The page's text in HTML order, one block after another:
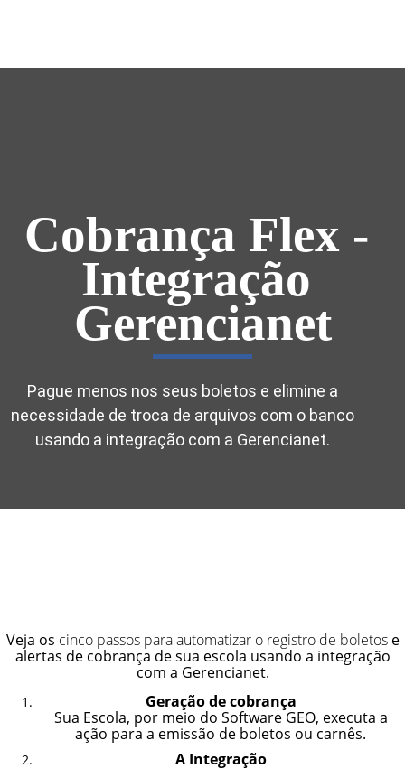
Cobrança Flex -
Integração
Gerencianet
Pague menos nos seus boletos e elimine a
necessidade de troca de arquivos com o banco
usando a integração com a Gerencianet.
Veja os cinco passos para automatizar o registro de boletose
alertas de cobrança de sua escola usando a integração
com a Gerencianet.
Geração de cobrança
Sua Escola, por meio do Software GEO, executa a
ação para a emissão de boletos ou carnês.
A Integração